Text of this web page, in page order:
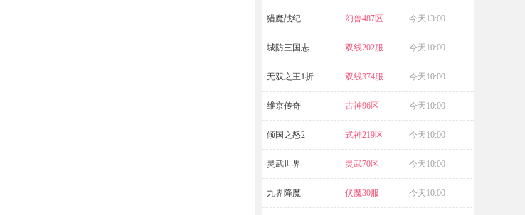
猎魔战纪 幻兽487区 今天13:00
城防三国志 双线202服 今天10:00
无双之王1折 双线374服 今天10:00
维京传奇 古神96区 今天10:00
倾国之怒2 式神219区 今天10:00
灵武世界 灵武70区 今天10:00
九界降魔 伏魔30服 今天10:00